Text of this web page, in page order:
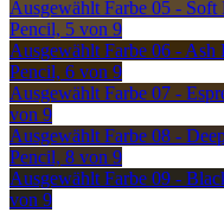
Ausgewählt Farbe 05 -
Pencil, 5 von 9
Ausgewählt Farbe 06 -
Pencil, 6 von 9
Ausgewählt Farbe 07 -
von 9
Ausgewählt Farbe 08 -
Pencil, 8 von 9
Ausgewählt Farbe 09 -
von 9